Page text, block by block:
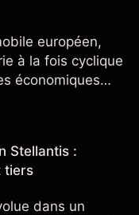
européen,
à la fois cyclique
économiques
Stellantis :
tiers
dans un